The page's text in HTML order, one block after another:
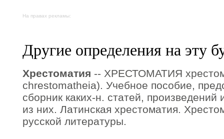
На правах рекламы:
Другие определения на эту
Хрестоматия -- ХРЕСТОМАТИЯ
chrestomatheia). Учебное пособие,
сборник каких-н. статей,
из них. Латинская хрестоматия.
русской литературы.